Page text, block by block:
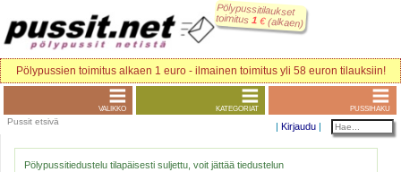
Pölypussitilaukset
toimitus1 €(alkaen)
Pölypussien toimitus alkaen 1 euro - ilmainen toimitus yli 58 euron tilauksiin!
VALIKKO KATEGORIAT PUSSIHAKU
Pussit etsivä | Kirjaudu |
Pölypussitiedustelu tilapäisesti suljettu, voit jättää tiedustelun